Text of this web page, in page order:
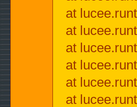
at
at
at
at
at
at